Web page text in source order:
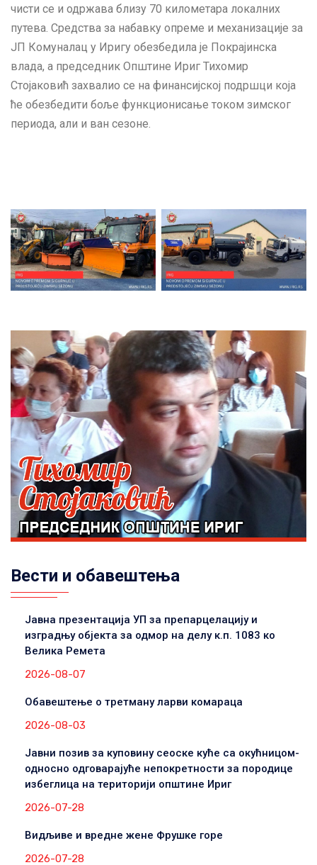
чисти се и одржава близу 70 километара локалних
путева. Средства за набавку опреме и механизације за
ЈП Комуналац у Иригу обезбедила је Покрајинска
влада, а председник Општине Ириг Тихомир
Стојаковић захвалио се на финансијској подршци која
ће обезбедити боље функционисање током зимског
периода, али и ван сезоне.
Вести и обавештења
Јавна презентација УП за препарцелацију и
изградњу објекта за одмор на делу к.п. 1083 ко
Велика Ремета
2026-08-07
Обавештење о третману ларви комараца
2026-08-03
Јавни позив за куповину сеоске куће са окућницом-
односно одговарајуће непокретности за породице
избеглица на територији општине Ириг
2026-07-28
Видљиве и вредне жене Фрушке горе
2026-07-28